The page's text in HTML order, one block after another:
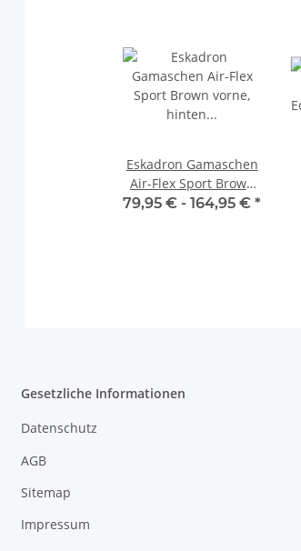
Eskadron Gamaschen
Air-Flex Sport Brown
vorne, hinten oder Set
79,95 € -164,95 €*
Gesetzliche Informationen
Datenschutz
AGB
Sitemap
Impressum